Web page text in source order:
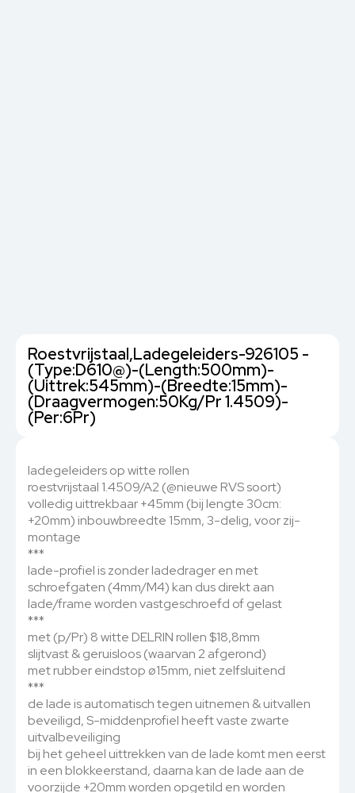
Roestvrijstaal,Ladegeleiders-926105 -
(Type:D610@)-(Length:500mm)-
(Uittrek:545mm)-(Breedte:15mm)-
(Draagvermogen:50Kg/Pr 1.4509)-
(Per:6Pr)
ladegeleiders op witte rollen
roestvrijstaal 1.4509/A2 (@nieuwe RVS soort)
volledig uittrekbaar +45mm (bij lengte 30cm:
+20mm) inbouwbreedte 15mm, 3-delig, voor zij-
montage
***
lade-profiel is zonder ladedrager en met
schroefgaten (4mm/M4) kan dus direkt aan
lade/frame worden vastgeschroefd of gelast
***
met (p/Pr) 8 witte DELRIN rollen $18,8mm
slijtvast & geruisloos (waarvan 2 afgerond)
met rubber eindstop ø15mm, niet zelfsluitend
***
de lade is automatisch tegen uitnemen & uitvallen
beveiligd, S-middenprofiel heeft vaste zwarte
uitvalbeveiliging
bij het geheel uittrekken van de lade komt men eerst
in een blokkeerstand, daarna kan de lade aan de
voorzijde +20mm worden opgetild en worden